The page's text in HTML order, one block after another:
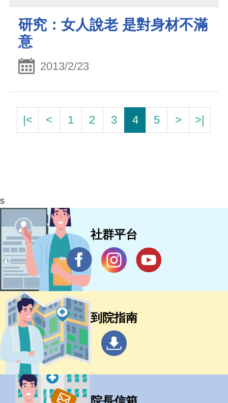
研究：女人說老 是對身材不滿
意
2013/2/23
|< < 1 2 3 4 5 > >|
s
社群平台
到院指南